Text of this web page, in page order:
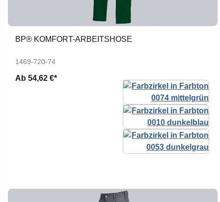
BP® KOMFORT-ARBEITSHOSE
1469-720-74
Ab 54,62 €*